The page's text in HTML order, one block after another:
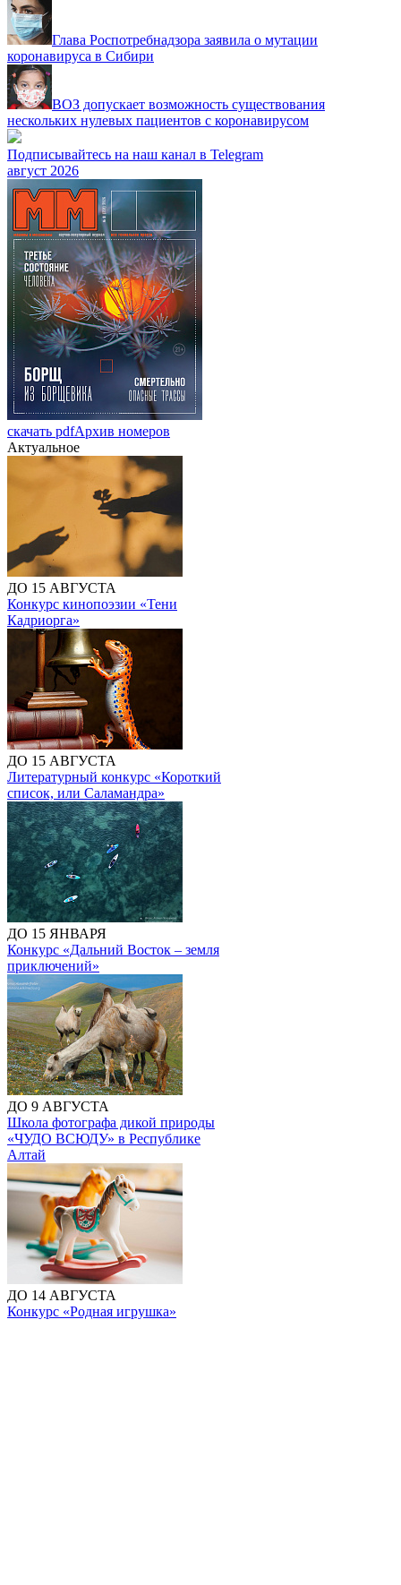
Глава Роспотребнадзора заявила о мутации
коронавируса в Сибири
ВОЗ допускает возможность существования
нескольких нулевых пациентов с коронавирусом
Подписывайтесь на наш канал в Telegram
август 2026
скачать pdfАрхив номеров
Актуальное
ДО 15 АВГУСТА
Конкурс кинопоэзии «Тени
Кадриорга»
ДО 15 АВГУСТА
Литературный конкурс «Короткий
список, или Саламандра»
ДО 15 ЯНВАРЯ
Конкурс «Дальний Восток – земля
приключений»
ДО 9 АВГУСТА
Школа фотографа дикой природы
«ЧУДО ВСЮДУ» в Республике
Алтай
ДО 14 АВГУСТА
Конкурс «Родная игрушка»